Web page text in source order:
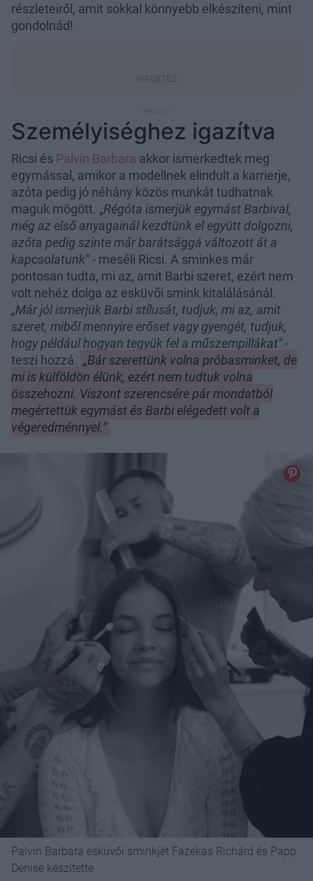
részleteiről, amit sokkal könnyebb elkészíteni, mint
gondolnád!
Személyiséghez igazítva
Ricsi és Palvin Barbara akkor ismerkedtek meg
egymással, amikor a modellnek elindult a karrierje,
azóta pedig jó néhány közös munkát tudhatnak
maguk mögött. „Régóta ismerjük egymást Barbival,
még az első anyagainál kezdtünk el együtt dolgozni,
azóta pedig szinte már barátsággá változott át a
kapcsolatunk"- meséli Ricsi. A sminkes már
pontosan tudta, mi az, amit Barbi szeret, ezért nem
volt nehéz dolga az esküvői smink kitalálásánál.
„Már jól ismerjük Barbi stílusát, tudjuk, mi az, amit
szeret, miből mennyire erőset vagy gyengét, tudjuk,
hogy például hogyan tegyük fel a műszempillákat"-
teszi hozzá. „Bár szerettünk volna próbasminket, de
mi is külföldön élünk, ezért nem tudtuk volna
összehozni. Viszont szerencsére pár mondatból
megértettük egymást és Barbi elégedett volt a
végeredménnyel."
Palvin Barbara esküvői sminkjét Fazekas Richárd és Papp
Denise készítette